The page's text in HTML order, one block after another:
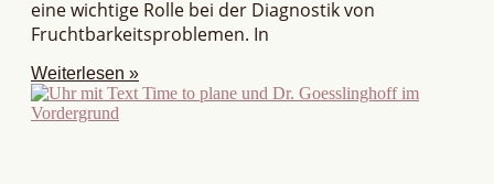
eine wichtige Rolle bei der Diagnostik von
Fruchtbarkeitsproblemen. In
Weiterlesen »